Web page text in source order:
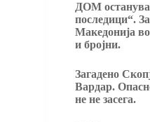
ДОМ останува
последици“.
Македонија
и бројни.
Загадено
Вардар.
не не засега.